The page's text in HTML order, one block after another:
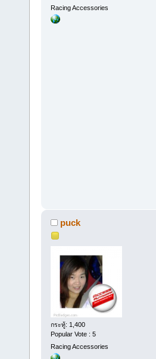
Racing Accessories
puck
กระทู้: 1,400
Popular Vote : 5
Racing Accessories